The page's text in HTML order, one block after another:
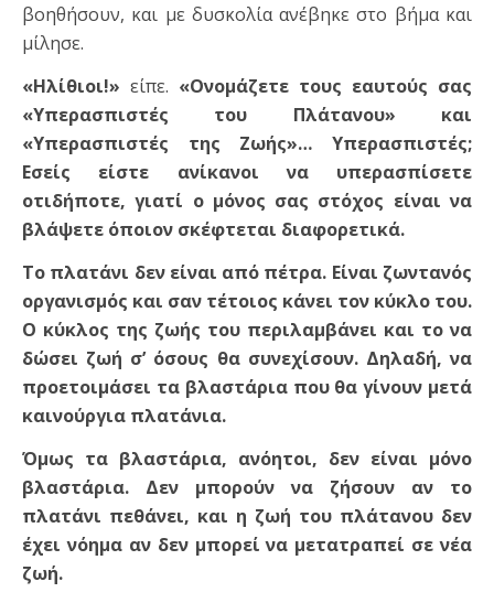
βοηθήσουν, και με δυσκολία ανέβηκε στο βήμα και
μίλησε.
«Ηλίθιοι!» είπε. «Ονομάζετε τους εαυτούς σας
«Υπερασπιστές του Πλάτανου» και
«Υπερασπιστές της Ζωής»… Υπερασπιστές;
Εσείς είστε ανίκανοι να υπερασπίσετε
οτιδήποτε, γιατί ο μόνος σας στόχος είναι να
βλάψετε όποιον σκέφτεται διαφορετικά.
Το πλατάνι δεν είναι από πέτρα. Είναι ζωντανός
οργανισμός και σαν τέτοιος κάνει τον κύκλο του.
Ο κύκλος της ζωής του περιλαμβάνει και το να
δώσει ζωή σ’ όσους θα συνεχίσουν. Δηλαδή, να
προετοιμάσει τα βλαστάρια που θα γίνουν μετά
καινούργια πλατάνια.
Όμως τα βλαστάρια, ανόητοι, δεν είναι μόνο
βλαστάρια. Δεν μπορούν να ζήσουν αν το
πλατάνι πεθάνει, και η ζωή του πλάτανου δεν
έχει νόημα αν δεν μπορεί να μετατραπεί σε νέα
ζωή.